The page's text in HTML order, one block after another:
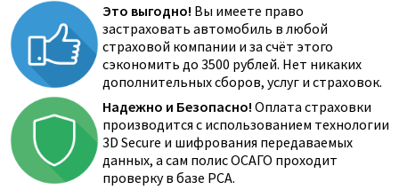
Это выгодно! Вы имеете право
застраховать автомобиль в любой
страховой компании и за счёт этого
сэкономить до 3500 рублей. Нет никаких
дополнительных сборов, услуг и страховок.
Надежно и Безопасно! Оплата страховки
производится с использованием технологии
3D Secure и шифрования передаваемых
данных, а сам полис ОСАГО проходит
проверку в базе РСА.